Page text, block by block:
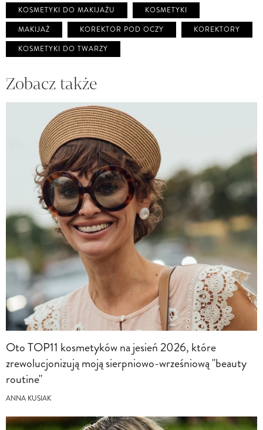
KOSMETYKI DO MAKIJAŻU
KOSMETYKI
MAKIJAŻ
KOREKTOR POD OCZY
KOREKTORY
KOSMETYKI DO TWARZY
Zobacz także
Oto TOP11 kosmetyków na jesień 2026, które
zrewolucjonizują moją sierpniowo-wrześniową "beauty
routine"
ANNA KUSIAK